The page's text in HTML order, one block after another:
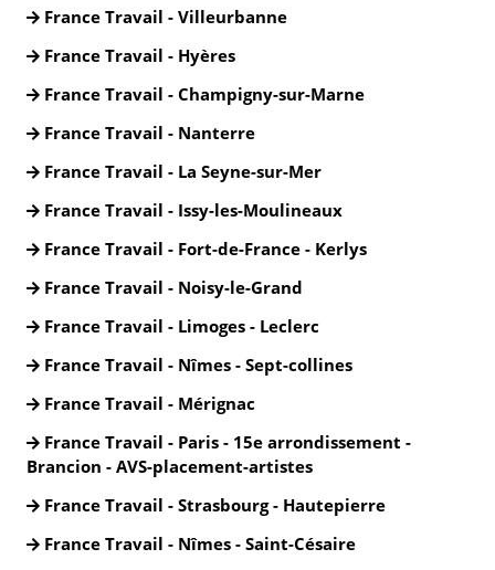
France Travail - Villeurbanne
France Travail - Hyères
France Travail - Champigny-sur-Marne
France Travail - Nanterre
France Travail - La Seyne-sur-Mer
France Travail - Issy-les-Moulineaux
France Travail - Fort-de-France - Kerlys
France Travail - Noisy-le-Grand
France Travail - Limoges - Leclerc
France Travail - Nîmes - Sept-collines
France Travail - Mérignac
France Travail - Paris - 15e arrondissement -
Brancion - AVS-placement-artistes
France Travail - Strasbourg - Hautepierre
France Travail - Nîmes - Saint-Césaire